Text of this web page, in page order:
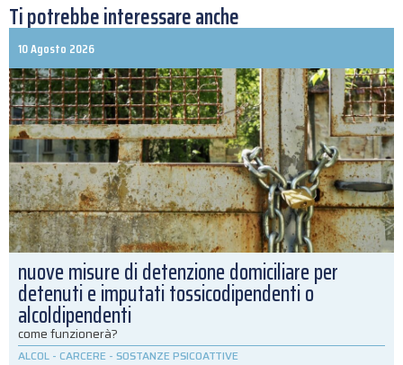
Ti potrebbe interessare anche
10 Agosto 2026
nuove misure di detenzione domiciliare per
detenuti e imputati tossicodipendenti o
alcoldipendenti
come funzionerà?
ALCOL - CARCERE - SOSTANZE PSICOATTIVE